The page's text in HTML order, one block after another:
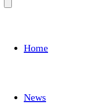
Home
News